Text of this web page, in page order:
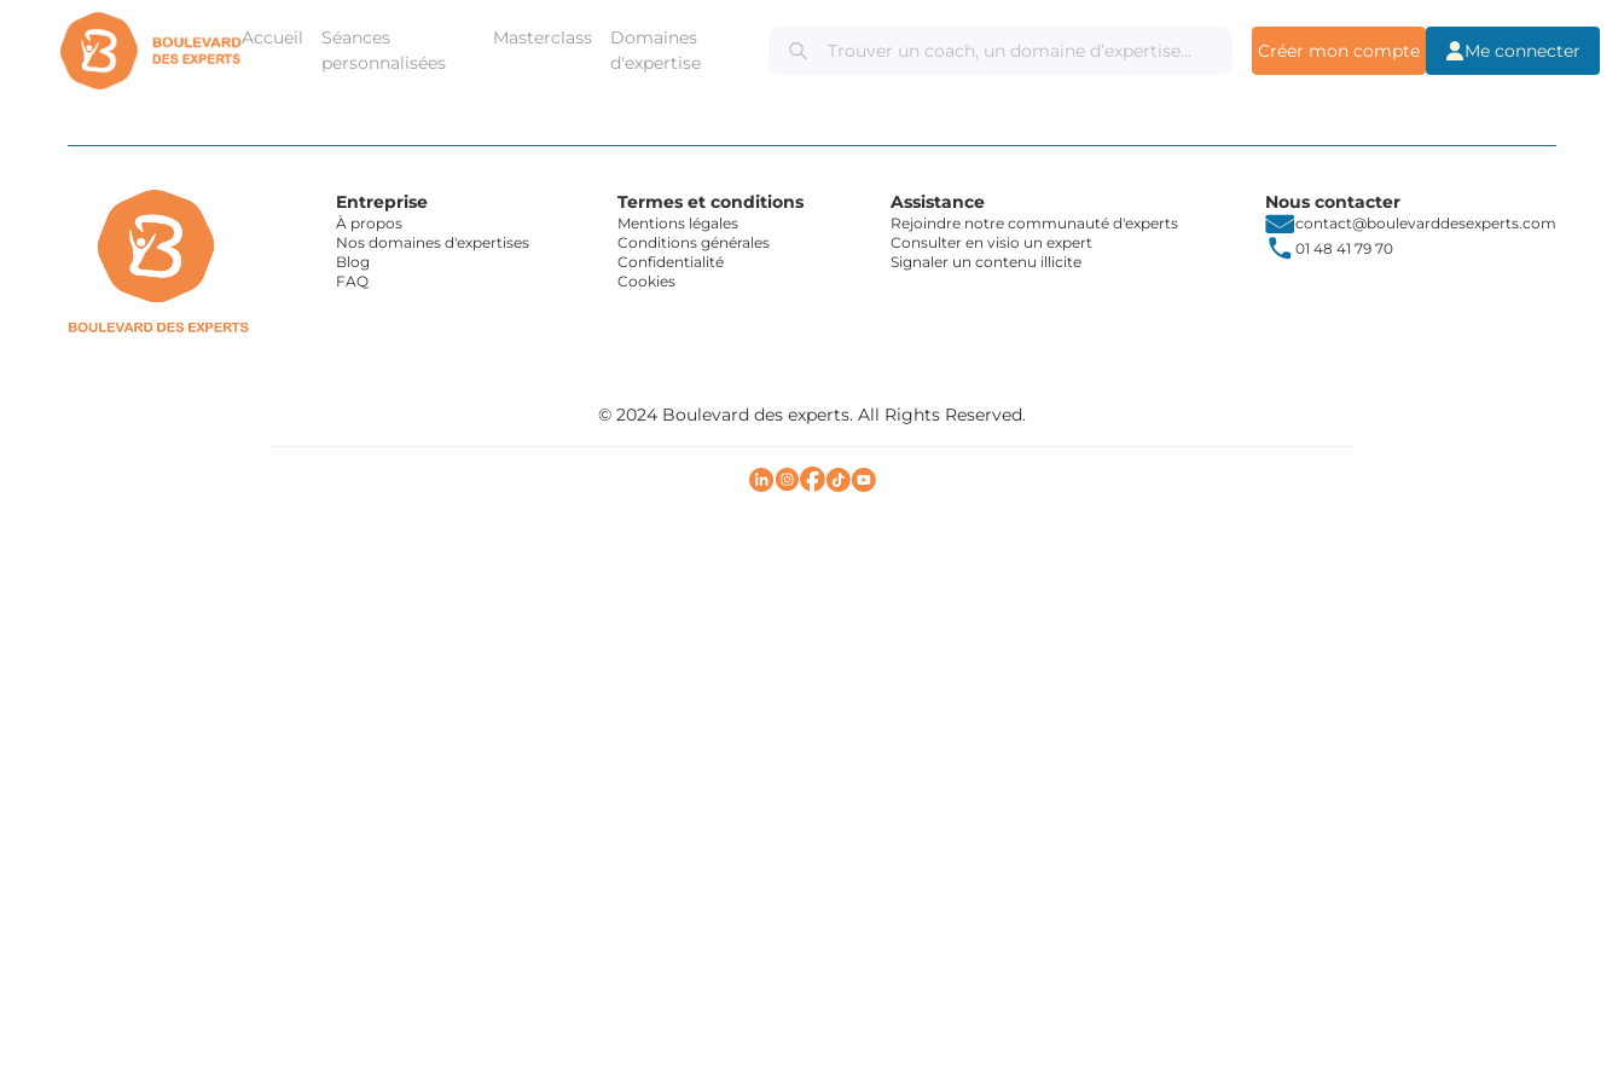
Accueil
Séances
personnalisées
Masterclass
Domaines
d'expertise
Créer mon compte Me connecter
Entreprise
À propos
Nos domaines d'expertises
Blog
FAQ
Termes et conditions
Mentions légales
Conditions générales
Confidentialité
Cookies
Assistance
Rejoindre notre communauté d'experts
Consulter en visio un expert
Signaler un contenu illicite
Nous contacter
contact@boulevarddesexperts.com
01 48 41 79 70
© 2024 Boulevard des experts. All Rights Reserved.